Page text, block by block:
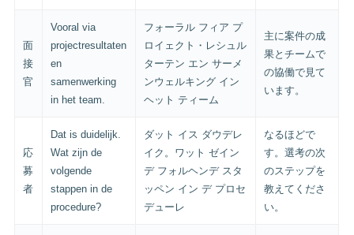
面
接
官
Vooral via
projectresultaten
en
samenwerking
in het team.
フォーラル フィア プ
ロイェクト・レシュル
ターテン エン サーメ
ンウェルキング イン
ヘット ティーム
主に案件の成
果とチームで
の協働で見て
います。
応
募
者
Dat is duidelijk.
Wat zijn de
volgende
stappen in de
procedure?
ダット イス ダウデレ
イク。ワット ゼイン
デ フォルヘンデ スタ
ッペン イン デ プロセ
デューレ
なるほどで
す。選考の次
のステップを
教えてくださ
い。